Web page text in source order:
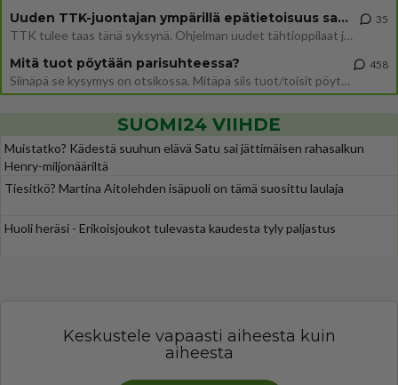
Uuden TTK-juontajan ympärillä epätietoisuus sakenee - Nyt MTV hämmentää soppaa
TTK tulee taas tänä syksynä. Ohjelman uudet tähtioppilaat julkistetaan torstaina 6. elokuuta klo 14 alkavassa lehdistö
35
Mitä tuot pöytään parisuhteessa?
Siinäpä se kysymys on otsikossa. Mitäpä siis tuot/toisit pöytään parisuhteessa? Oletko mies vai nainen? Koetko sen mitä
458
SUOMI24 VIIHDE
Muistatko? Kädestä suuhun elävä Satu sai jättimäisen rahasalkun
Henry-miljonääriltä
Tiesitkö? Martina Aitolehden isäpuoli on tämä suosittu laulaja
Huoli heräsi - Erikoisjoukot tulevasta kaudesta tyly paljastus
Keskustele vapaasti aiheesta kuin
aiheesta